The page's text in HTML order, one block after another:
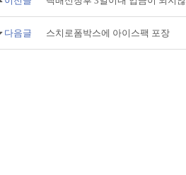
다음글 스치로폼박스에 아이스팩 포장